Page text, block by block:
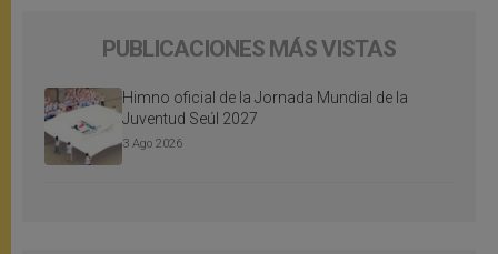
PUBLICACIONES MÁS VISTAS
Himno oficial de la Jornada Mundial de la
Juventud Seúl 2027
3 Ago 2026